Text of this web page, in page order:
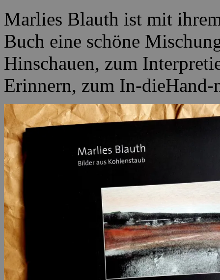
Marlies Blauth ist mit
Buch eine schöne
Hinschauen, zum
Erinnern, zum In-dieHand-